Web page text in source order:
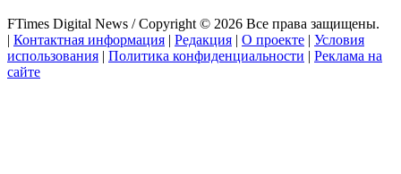
FTimes Digital News / Copyright © 2026 Все права защищены.
| Контактная информация | Редакция | О проекте | Условия
использования | Политика конфиденциальности | Реклама на
сайте